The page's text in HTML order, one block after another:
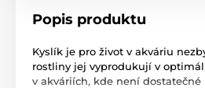
Popis produktu
Kyslík je pro život v akváriu
rostliny jej vyprodukují v
v akváriích, kde není